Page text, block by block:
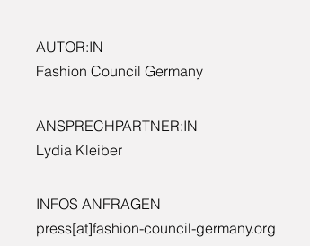
AUTOR:IN
Fashion Council Germany
ANSPRECHPARTNER:IN
Lydia Kleiber
INFOS ANFRAGEN
press[at]fashion-council-germany.org